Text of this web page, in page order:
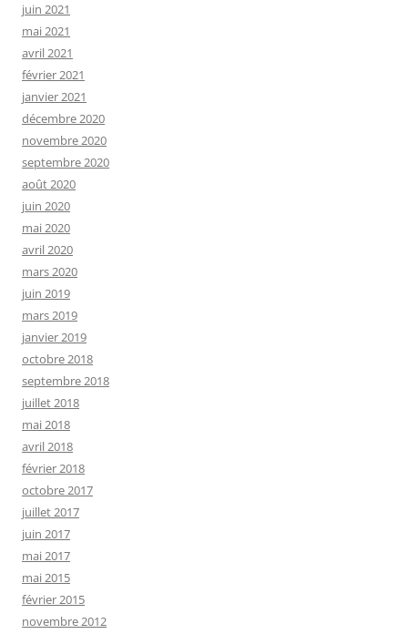
juin 2021
mai 2021
avril 2021
février 2021
janvier 2021
décembre 2020
novembre 2020
septembre 2020
août 2020
juin 2020
mai 2020
avril 2020
mars 2020
juin 2019
mars 2019
janvier 2019
octobre 2018
septembre 2018
juillet 2018
mai 2018
avril 2018
février 2018
octobre 2017
juillet 2017
juin 2017
mai 2017
mai 2015
février 2015
novembre 2012